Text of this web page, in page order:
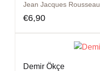
Jean Jacques Rousseau
€6,90
Demir Ökçe